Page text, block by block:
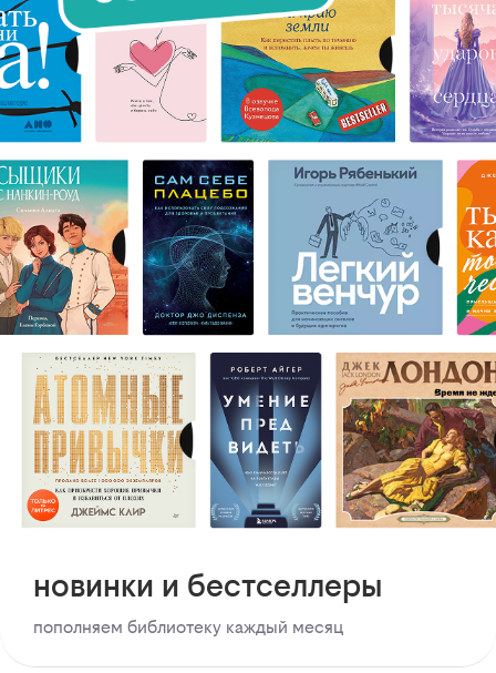
новинки и бестселлеры
пополняем библиотеку каждый месяц